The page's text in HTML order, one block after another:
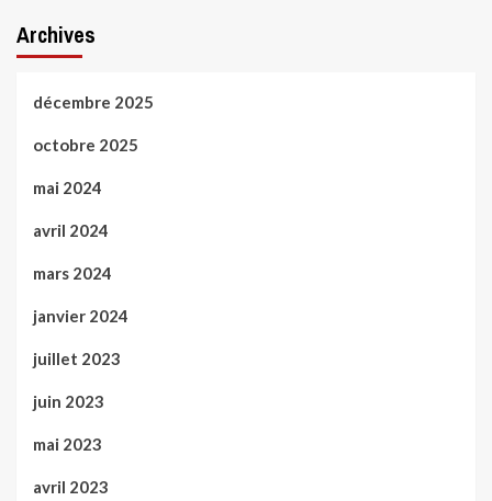
Archives
décembre 2025
octobre 2025
mai 2024
avril 2024
mars 2024
janvier 2024
juillet 2023
juin 2023
mai 2023
avril 2023